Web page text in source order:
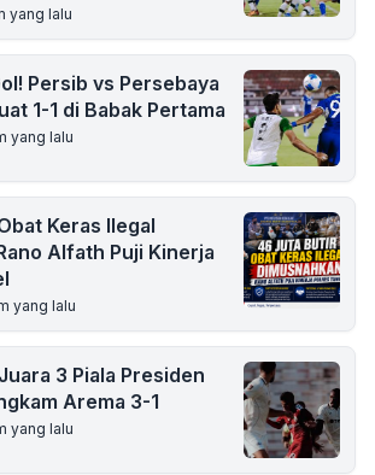
yang lalu
Persib vs Persebaya
1-1 di Babak Pertama
yang lalu
Keras Ilegal
Alfath Puji Kinerja
yang lalu
3 Piala Presiden
Arema 3-1
yang lalu